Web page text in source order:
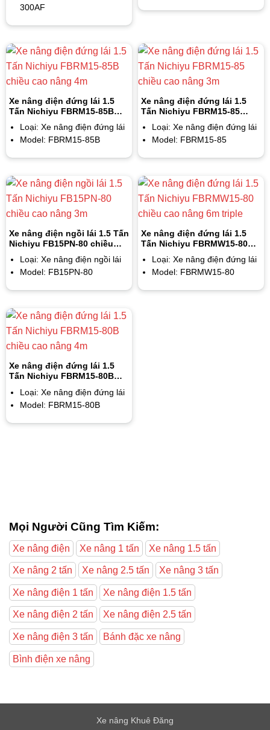
300AF
Xe nâng điện đứng lái 1.5
Tấn Nichiyu FBRM15-85B
Loại: Xe nâng điện đứng lái
Model: FBRM15-85B
Xe nâng điện đứng lái 1.5
Tấn Nichiyu FBRM15-85
Loại: Xe nâng điện đứng lái
Model: FBRM15-85
Xe nâng điện ngồi lái 1.5 Tấn
Nichiyu FB15PN-80 chiều
Loại: Xe nâng điện ngồi lái
Model: FB15PN-80
Xe nâng điện đứng lái 1.5
Tấn Nichiyu FBRMW15-80
Loại: Xe nâng điện đứng lái
Model: FBRMW15-80
Xe nâng điện đứng lái 1.5
Tấn Nichiyu FBRM15-80B
Loại: Xe nâng điện đứng lái
Model: FBRM15-80B
Mọi Người Cũng Tìm Kiếm:
Xe nâng điện Xe nâng 1 tấn Xe nâng 1.5 tấn
Xe nâng 2 tấn Xe nâng 2.5 tấn Xe nâng 3 tấn
Xe nâng điện 1 tấn Xe nâng điện 1.5 tấn
Xe nâng điện 2 tấn Xe nâng điện 2.5 tấn
Xe nâng điện 3 tấn Bánh đặc xe nâng
Bình điện xe nâng
Xe nâng Khuê Đăng